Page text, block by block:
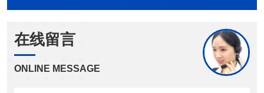
在线留言
ONLINE MESSAGE